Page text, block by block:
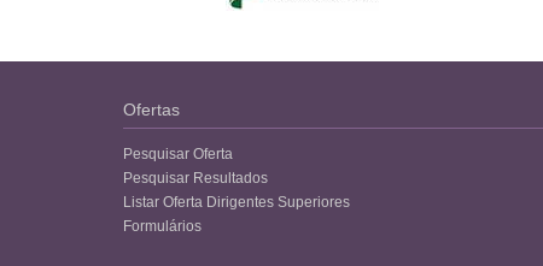
Ofertas
Pesquisar Oferta
Pesquisar Resultados
Listar Oferta Dirigentes Superiores
Formulários